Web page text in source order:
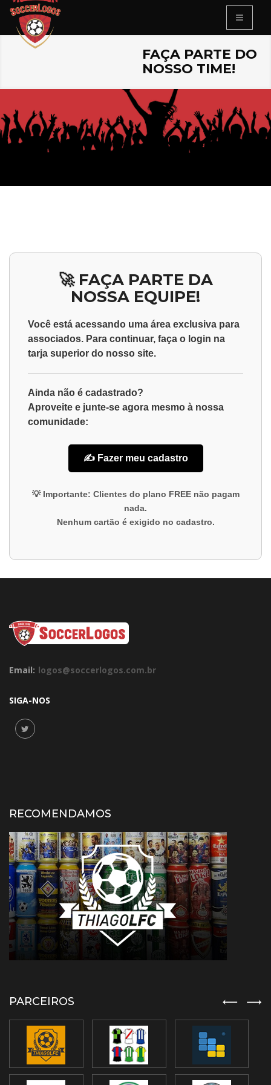
FAÇA PARTE DO
NOSSO TIME!
🚀 FAÇA PARTE DA
NOSSA EQUIPE!
Você está acessando uma área exclusiva para
associados. Para continuar, faça o login na
tarja superior do nosso site.
Ainda não é cadastrado?
Aproveite e junte-se agora mesmo à nossa
comunidade:
✍️ Fazer meu cadastro
💡 Importante: Clientes do plano FREEnão pagam
nada.
Nenhum cartão é exigido no cadastro.
Email: logos@soccerlogos.com.br
SIGA-NOS
RECOMENDAMOS
PARCEIROS